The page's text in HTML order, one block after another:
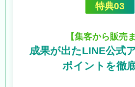
特典03
【集客から販売
成果が出たLINE公式
ポイントを徹